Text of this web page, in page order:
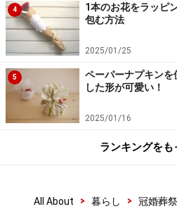
4
1本のお花をラッピ
包む方法
2025/01/25
5
ペーパーナプキン
した形が可愛い！
2025/01/16
ランキングをも
All About > 暮らし > 冠婚葬祭